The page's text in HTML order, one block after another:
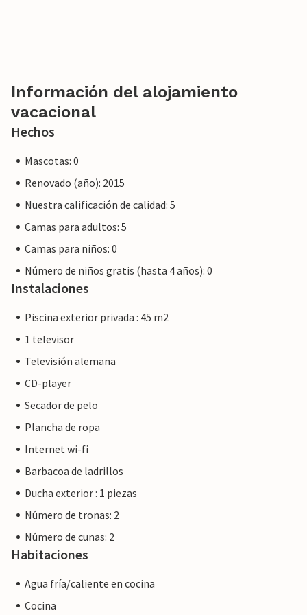
Información del alojamiento
vacacional
Hechos
Mascotas: 0
Renovado (año): 2015
Nuestra calificación de calidad: 5
Camas para adultos: 5
Camas para niños: 0
Número de niños gratis (hasta 4 años): 0
Instalaciones
Piscina exterior privada : 45 m2
1 televisor
Televisión alemana
CD-player
Secador de pelo
Plancha de ropa
Internet wi-fi
Barbacoa de ladrillos
Ducha exterior : 1 piezas
Número de tronas: 2
Número de cunas: 2
Habitaciones
Agua fría/caliente en cocina
Cocina